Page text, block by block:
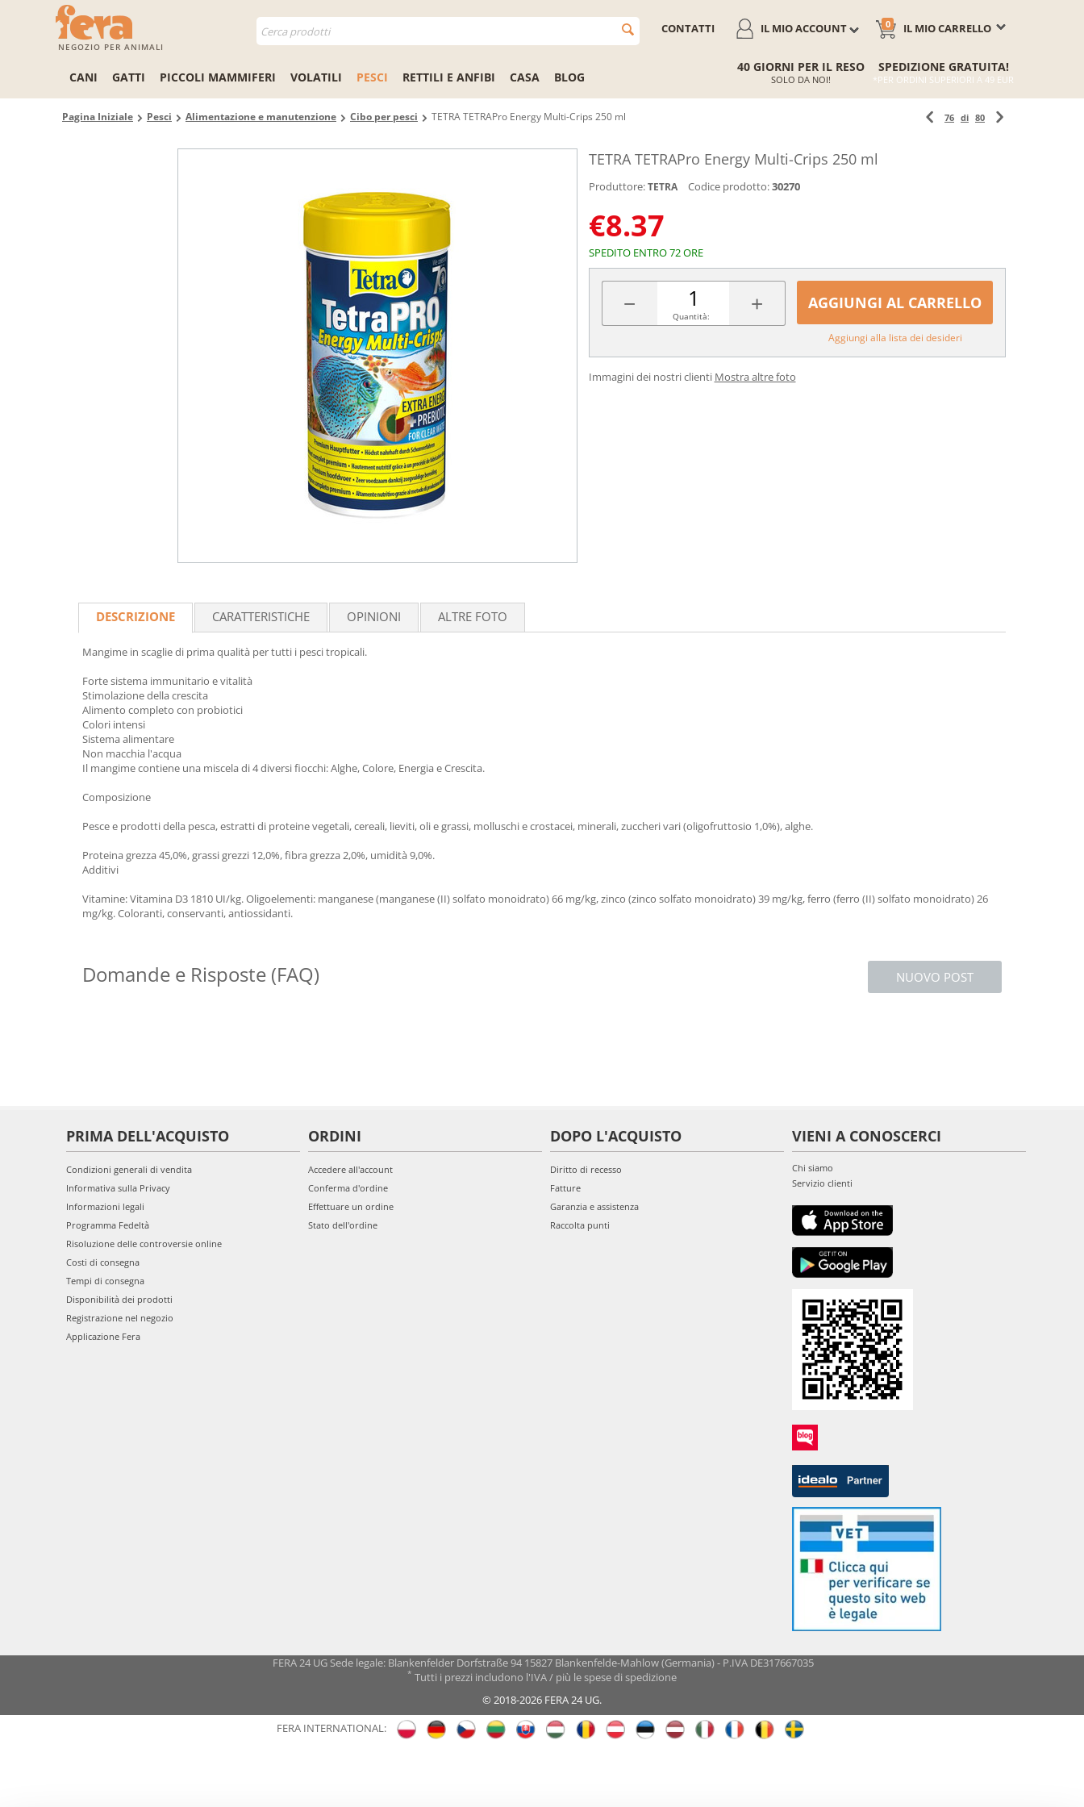
NEGOZIO PER ANIMALI
IL MIO CARRELLO
0
IL MIO ACCOUNT
CONTATTI
CANI GATTI PICCOLI MAMMIFERI VOLATILI PESCI RETTILI E ANFIBI CASA BLOG
40 GIORNI PER IL RESO
SOLO DA NOI!
SPEDIZIONE GRATUITA!
*PER ORDINI SUPERIORI A 49 EUR
Pagina Iniziale Pesci Alimentazione e manutenzione Cibo per pesci TETRA TETRAPro Energy Multi-Crips 250 ml 76 di 80
TETRA TETRAPro Energy Multi-Crips 250 ml
Produttore: TETRA Codice prodotto:30270
€8.37
SPEDITO ENTRO 72 ORE
− +
Quantità:
AGGIUNGI AL CARRELLO
Aggiungi alla lista dei desideri
Immagini dei nostri clienti Mostra altre foto
DESCRIZIONE CARATTERISTICHE OPINIONI ALTRE FOTO
Mangime in scaglie di prima qualità per tutti i pesci tropicali.
Forte sistema immunitario e vitalità
Stimolazione della crescita
Alimento completo con probiotici
Colori intensi
Sistema alimentare
Non macchia l'acqua
Il mangime contiene una miscela di 4 diversi fiocchi: Alghe, Colore, Energia e Crescita.
Composizione
Pesce e prodotti della pesca, estratti di proteine vegetali, cereali, lieviti, oli e grassi, molluschi e crostacei, minerali, zuccheri vari (oligofruttosio 1,0%), alghe.
Proteina grezza 45,0%, grassi grezzi 12,0%, fibra grezza 2,0%, umidità 9,0%.
Additivi
Vitamine: Vitamina D3 1810 UI/kg. Oligoelementi: manganese (manganese (II) solfato monoidrato) 66 mg/kg, zinco (zinco solfato monoidrato) 39 mg/kg, ferro (ferro (II) solfato monoidrato) 26
mg/kg. Coloranti, conservanti, antiossidanti.
NUOVO POST
Domande e Risposte (FAQ)
PRIMA DELL'ACQUISTO
Condizioni generali di vendita
Informativa sulla Privacy
Informazioni legali
Programma Fedeltà
Risoluzione delle controversie online
Costi di consegna
Tempi di consegna
Disponibilità dei prodotti
Registrazione nel negozio
Applicazione Fera
ORDINI
Accedere all'account
Conferma d'ordine
Effettuare un ordine
Stato dell'ordine
DOPO L'ACQUISTO
Diritto di recesso
Fatture
Garanzia e assistenza
Raccolta punti
VIENI A CONOSCERCI
Chi siamo
Servizio clienti
FERA 24 UG Sede legale: Blankenfelder Dorfstraße 94 15827 Blankenfelde-Mahlow (Germania) - P.IVA DE317667035
* Tutti i prezzi includono l'IVA / più le spese di spedizione
© 2018-2026 FERA 24 UG.
FERA INTERNATIONAL: